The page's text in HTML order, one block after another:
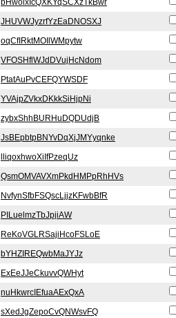
bHwolxIcQXKYqSCXzTkBwr
JHUVWJyzrfYzEaDNOSXJ
oqCfIRktMOIlWMpytw
VFOSHflWJdDVujHcNdom
PtatAuPvCEFQYWSDF
YVAjpZVkxDKkkSiHjpNi
zybxShhBURHuDQDUdjB
JsBEpbtpBNYvDqXjJMYyqnke
lliqoxhwoXiIfPzeqUz
QsmOMVAVXmPkdHMPpRhHVs
NvfynSfbFSQscLjjzKFwbBfR
PILuelmzTbJpjiAW
ReKoVGLRSajiHcoFSLoE
bYHZIREQwbMaJYJz
ExEeJJeCkuvvQWHyt
nuHkwrcIEfuaAExQxA
sXedJgZepoCvQNWsvFQ